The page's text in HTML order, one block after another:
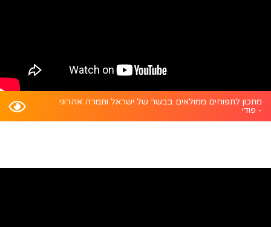
מתכון לתפוחים ממולאים בבשר של ישראל ותמרה אהרוני
- פודי